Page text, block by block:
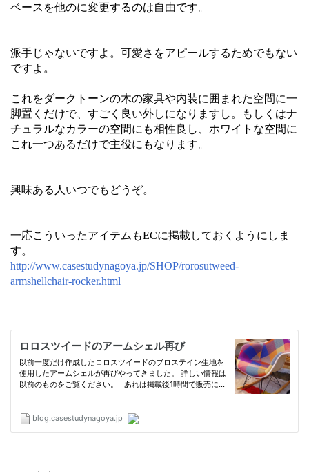
ベースを他のに変更するのは自由です。
派手じゃないですよ。可愛さをアピールするためでもない
ですよ。
これをダークトーンの木の家具や内装に囲まれた空間に一
脚置くだけで、すごく良い外しになりますし。もしくはナ
チュラルなカラーの空間にも相性良し、ホワイトな空間に
これ一つあるだけで主役にもなります。
興味ある人いつでもどうぞ。
一応こういったアイテムもECに掲載しておくようにしま
す。
http://www.casestudynagoya.jp/SHOP/rorosutweed-
armshellchair-rocker.html